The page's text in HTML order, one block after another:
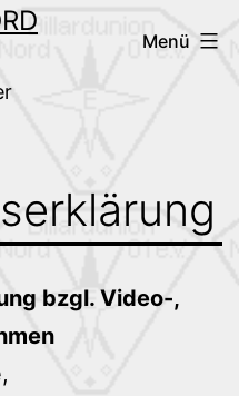
Menü
bzgl. Video-,